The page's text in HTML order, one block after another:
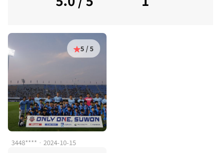
5 / 5
3448**** · 2024-10-15